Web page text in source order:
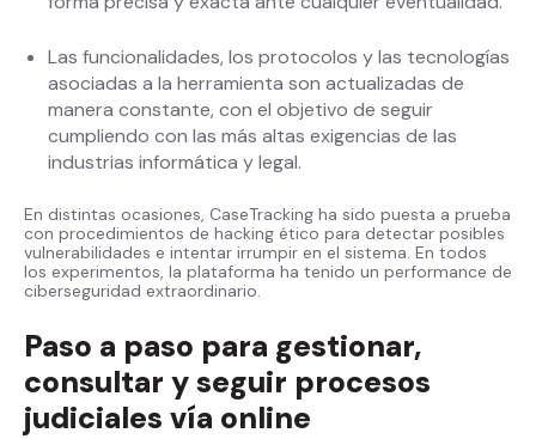
Las funcionalidades, los protocolos y las tecnologías
asociadas a la herramienta son actualizadas de
manera constante, con el objetivo de seguir
cumpliendo con las más altas exigencias de las
industrias informática y legal.
En distintas ocasiones, CaseTracking ha sido puesta a prueba
con procedimientos de hacking ético para detectar posibles
vulnerabilidades e intentar irrumpir en el sistema. En todos
los experimentos, la plataforma ha tenido un performance de
ciberseguridad extraordinario.
Paso a paso para gestionar,
consultar y seguir procesos
judiciales vía online